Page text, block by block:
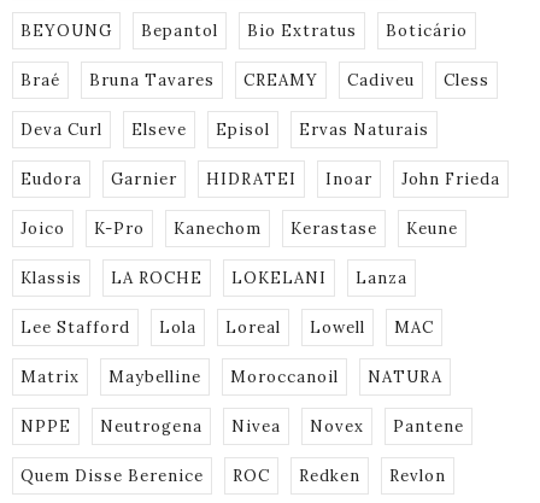
BEYOUNG Bepantol Bio Extratus Boticário
Braé Bruna Tavares CREAMY Cadiveu Cless
Deva Curl Elseve Episol Ervas Naturais
Eudora Garnier HIDRATEI Inoar John Frieda
Joico K-Pro Kanechom Kerastase Keune
Klassis LA ROCHE LOKELANI Lanza
Lee Stafford Lola Loreal Lowell MAC
Matrix Maybelline Moroccanoil NATURA
NPPE Neutrogena Nivea Novex Pantene
Quem Disse Berenice ROC Redken Revlon